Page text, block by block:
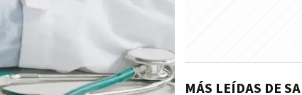
MÁS LEÍDAS DE